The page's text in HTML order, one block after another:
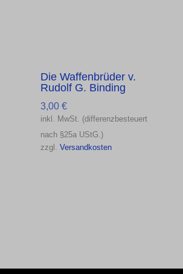
Die Waffenbrüder v.
Rudolf G. Binding
3,00 €
inkl. MwSt. (differenzbesteuert
nach §25a UStG.)
zzgl. Versandkosten